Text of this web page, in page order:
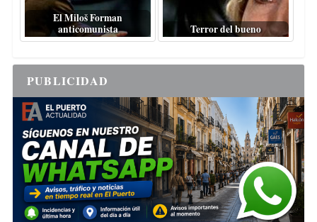
El Miloš Forman
anticomunista
Terror del bueno
PUBLICIDAD